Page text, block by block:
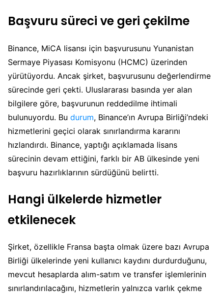
Başvuru süreci ve geri çekilme
Binance, MiCA lisansı için başvurusunu Yunanistan
Sermaye Piyasası Komisyonu (HCMC) üzerinden
yürütüyordu. Ancak şirket, başvurusunu değerlendirme
sürecinde geri çekti. Uluslararası basında yer alan
bilgilere göre, başvurunun reddedilme ihtimali
bulunuyordu. Bu durum, Binance’ın Avrupa Birliği’ndeki
hizmetlerini geçici olarak sınırlandırma kararını
hızlandırdı. Binance, yaptığı açıklamada lisans
sürecinin devam ettiğini, farklı bir AB ülkesinde yeni
başvuru hazırlıklarının sürdüğünü belirtti.
Hangi ülkelerde hizmetler
etkilenecek
Şirket, özellikle Fransa başta olmak üzere bazı Avrupa
Birliği ülkelerinde yeni kullanıcı kaydını durdurduğunu,
mevcut hesaplarda alım-satım ve transfer işlemlerinin
sınırlandırılacağını, hizmetlerin yalnızca varlık çekme